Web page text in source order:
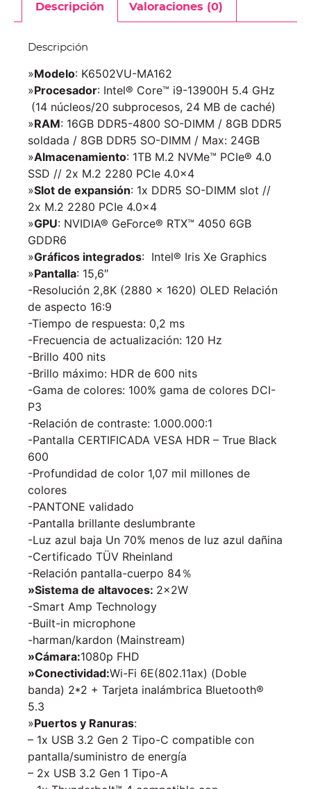
Descripción Valoraciones (0)
Descripción
»Modelo: K6502VU-MA162
»Procesador: Intel® Core™ i9-13900H 5.4 GHz
(14 núcleos/20 subprocesos, 24 MB de caché)
»RAM: 16GB DDR5-4800 SO-DIMM / 8GB DDR5
soldada / 8GB DDR5 SO-DIMM / Max: 24GB
»Almacenamiento: 1TB M.2 NVMe™ PCIe® 4.0
SSD // 2x M.2 2280 PCIe 4.0×4
»Slot de expansión: 1x DDR5 SO-DIMM slot //
2x M.2 2280 PCIe 4.0×4
»GPU: NVIDIA® GeForce® RTX™ 4050 6GB
GDDR6
»Gráficos integrados: Intel® Iris Xe Graphics
»Pantalla: 15,6″
-Resolución 2,8K (2880 x 1620) OLED Relación
de aspecto 16:9
-Tiempo de respuesta: 0,2 ms
-Frecuencia de actualización: 120 Hz
-Brillo 400 nits
-Brillo máximo: HDR de 600 nits
-Gama de colores: 100% gama de colores DCI-
P3
-Relación de contraste: 1.000.000:1
-Pantalla CERTIFICADA VESA HDR – True Black
600
-Profundidad de color 1,07 mil millones de
colores
-PANTONE validado
-Pantalla brillante deslumbrante
-Luz azul baja Un 70% menos de luz azul dañina
-Certificado TÜV Rheinland
-Relación pantalla-cuerpo 84％
»Sistema de altavoces: 2x2W
-Smart Amp Technology
-Built-in microphone
-harman/kardon (Mainstream)
»Cámara:1080p FHD
»Conectividad:Wi-Fi 6E(802.11ax) (Doble
banda) 2*2 + Tarjeta inalámbrica Bluetooth®
5.3
»Puertos y Ranuras:
– 1x USB 3.2 Gen 2 Tipo-C compatible con
pantalla/suministro de energía
– 2x USB 3.2 Gen 1 Tipo-A